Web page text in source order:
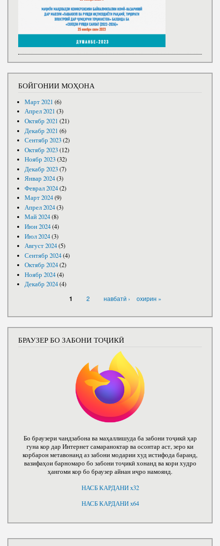
БОЙГОНИИ МОҲОНА
Март 2021 (6)
Апрел 2021 (3)
Октябр 2021 (21)
Декабр 2021 (6)
Сентябр 2023(2)
Октябр 2023(12)
Ноябр 2023(32)
Декабр 2023(7)
Январ 2024(3)
Феврал 2024(2)
Март 2024(9)
Апрел 2024(3)
Май 2024(8)
Июн 2024(4)
Июл 2024(3)
Август 2024(5)
Сентябр 2024(4)
Октябр 2024(2)
Ноябр 2024(4)
Декабр 2024(4)
1 2 навбатӣ › охирин »
БРАУЗЕР БО ЗАБОНИ ТОҶИКӢ
Бо браузери чандзабона ва маҳаллишуда ба забони тоҷикӣ ҳар
гуна кор дар Интернет самараноктар ва осонтар аст, зеро ки
корбарон метавонанд аз забони модарии худ истифода баранд,
вазифаҳои барномаро бо забони тоҷикӣ хонанд ва кори худро
ҳангоми кор бо браузер айнан иҷро намоянд.
НАСБ КАРДАНИ x32
НАСБ КАРДАНИ x64